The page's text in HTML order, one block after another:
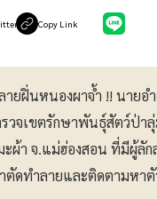
Copy Link
ยฝิ่นหนองผาจ้ำ !! นายอ
วจเขตรักษาพันธุ์สัตว์ป่
ะผ้า จ.แม่ฮ่องสอน ที่มีผู้ลั
ตัดทำลายและติดตามหา